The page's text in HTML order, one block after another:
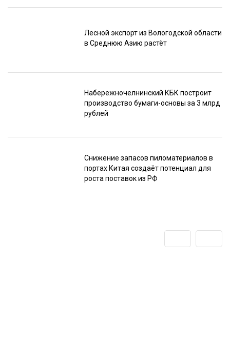
Лесной экспорт из Вологодской области
в Среднюю Азию растёт
Набережночелнинский КБК построит
производство бумаги-основы за 3 млрд
рублей
Снижение запасов пиломатериалов в
портах Китая создаёт потенциал для
роста поставок из РФ